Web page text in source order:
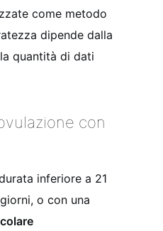
come metodo
dipende dalla
quantità di dati
con
inferiore a 21
o con una